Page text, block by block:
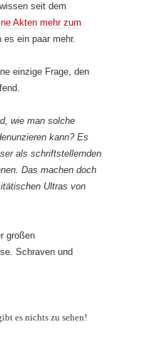
seit dem
Akten mehr zum
ein paar mehr.
einzige Frage, den
wie man solche
kann? Es
als schriftstellernden
Das machen doch
Ultras von
großen
Schraven und
es nichts zu sehen!